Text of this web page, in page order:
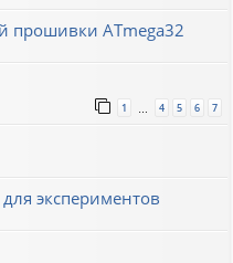
прошивки ATmega32
1 4 5 6 7
экспериментов